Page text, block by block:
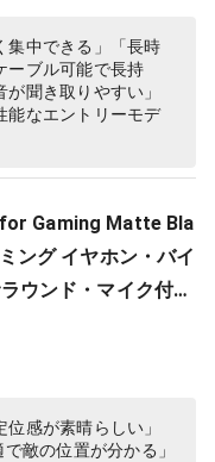
信 音楽 オーディオリ
ディング 録音…
集中できる」「長時
ーブル可能で長持
聞き取りやすい」
能なエントリーモデ
Gaming Matte Bla
ング イヤホン・バイ
ウンド・マイク付き
イノーラル/ASMR /
推奨】
感が素晴らしい」
敵の位置が分かる」